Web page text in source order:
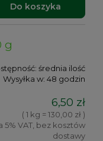
Do koszyka
g
średnia ilość
Wysyłka w: 48 godzin
6,50 zł
( 1 kg = 130,00 zł )
5% VAT, bez kosztów
dostawy